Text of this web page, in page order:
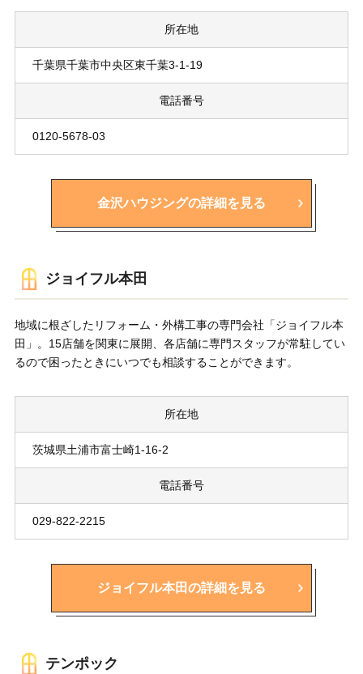
所在地
千葉県千葉市中央区東千葉3-1-19
電話番号
0120-5678-03
金沢ハウジングの詳細を見る
ジョイフル本田
地域に根ざしたリフォーム・外構工事の専門会社「ジョイフル本
田」。15店舗を関東に展開、各店舗に専門スタッフが常駐してい
るので困ったときにいつでも相談することができます。
所在地
茨城県土浦市富士崎1-16-2
電話番号
029-822-2215
ジョイフル本田の詳細を見る
テンポック